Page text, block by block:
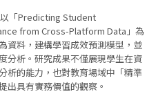
「Predicting Student
from Cross-Platform Data」為
資料，建構學習成效預測模型，並
分析。研究成果不僅展現學生在資
析的能力，也對教育場域中「精準
出具有實務價值的觀察。